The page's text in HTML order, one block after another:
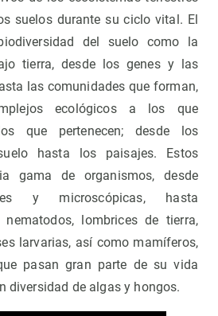
suelos durante su ciclo vital. El
del suelo como la
tierra, desde los genes y las
las comunidades que forman,
ecológicos a los que
que pertenecen; desde los
hasta los paisajes. Estos
gama de organismos, desde
y microscópicas, hasta
nematodos, lombrices de tierra,
larvarias, así como mamíferos,
pasan gran parte de su vida
diversidad de algas y hongos.